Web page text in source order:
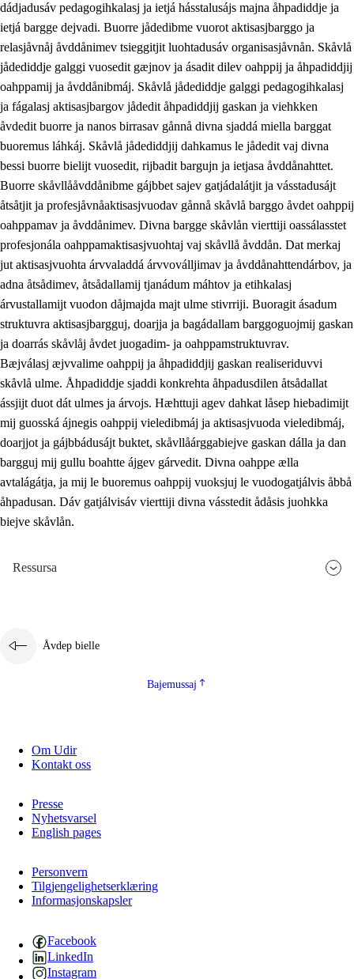
dádjadusáv pedagogihkalasj ja ietjá hásstalusájs majna åhpadiddje ja
ietjá bargge dejvadi. Buorre jådedibme vuorot aktisasjbarggo ja
relasjåvnåj åvddånimev tsieggitjit luohtadusáv organisasjåvnån. Skåvlå
jådediddje galggi vuosedit gæjnov ja ásadit dilev oahppij ja åhpadiddjij
oahppamij ja åvddånibmáj. Skåvlå jådediddje galggi pedagogihkalasj
ja fágalasj aktisasjbargov jådedit åhpadiddjij gaskan ja viehkken
åvdedit buorre ja nanos birrasav gånnå divna sjaddá miella barggat
buoremus láhkáj. Skåvlå jådediddjij dahkamus le jådedit vaj divna
bessi buorre bielijt vuosedit, rijbadit bargujn ja ietjasa åvddånahttet.
Buorre skåvllååvddånibme gájbbet sajev gatjádalátjit ja vásstadusájt
åtsåtjit ja profesjåvnåaktisasjvuodav gånnå skåvlå barggo åvdet oahppij
oahppamav ja åvddånimev. Divna bargge skåvlån vierttiji oassálasstet
profesjonála oahppamaktisasjvuohtaj vaj skåvllå åvddån. Dat merkaj
jut aktisasjvuohta árvvaladdá árvvoválljimav ja åvddånahttendárbov, ja
adna åtsådimev, åtsådallamij tjanádum máhtov ja etihkalasj
árvustallamijt vuodon dåjmajda majt ulme stivrriji. Buoragit ásadum
struktuvra aktisasjbargguj, doarjja ja bagádallam barggoguojmij gaskan
ja doarrás skåvlåj åvdet juogadim- ja oahppamstruktuvrav.
Bæjválasj æjvvalime oahppij ja åhpadiddjij gaskan realiseriduvvi
skåvlå ulme. Åhpadiddje sjaddi konkrehta åhpadusdilen åtsådallat
ássjijt duot dát ulmes ja árvojs. Hæhttuji agev dahkat låsep hiebadimijt
mij guosská ájnegis oahppij vieledibmáj ja aktisasjvuoda vieledibmáj,
doarjjot ja gájbbádusájt buktet, skåvllåárggabiejve gaskan dálla ja dan
bargguj mij gullu boahtte ájgev gárvedit. Divna oahppe ælla
avtalágátja, ja mij le buoremus oahppij vuoksjuj le vuodogatjálvis åbbå
åhpadusan. Dáv gatjálvisáv vierttiji divna vásstedit ådåsis juohkka
biejve skåvlån.
Ressursa
Åvdep bielle
Bajemussaj
Om Udir
Kontakt oss
Presse
Nyhetsvarsel
English pages
Personvern
Tilgjengelighetserklæring
Informasjonskapsler
Facebook
LinkedIn
Instagram